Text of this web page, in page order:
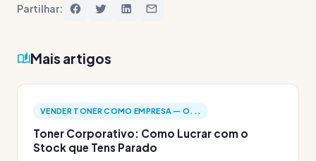
Partilhar:
Mais artigos
VENDER TONER COMO EMPRESA — O...
Toner Corporativo: Como Lucrar com o
Stock que Tens Parado